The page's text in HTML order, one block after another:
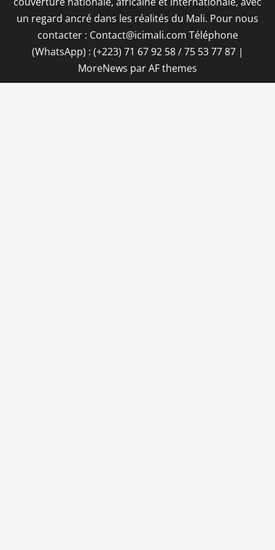
un regard ancré dans les réalités du Mali. Pour nous
contacter : Contact@icimali.com Téléphone
(WhatsApp) : (+223) 71 67 92 58 / 75 53 77 87 |
MoreNews par AF themes